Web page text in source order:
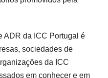
ADR da ICC Portugal é
sociedades de
da ICC
em conhecer e em